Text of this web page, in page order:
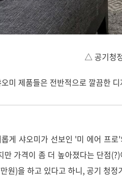
△ 공기청
미 제품들은 전반적으로 깔끔한
게 샤오미가 선보인 '미 에어 프
만 가격이 좀 더 높아졌다는 단점
원)을 하고 있다고 하니, 공기 청